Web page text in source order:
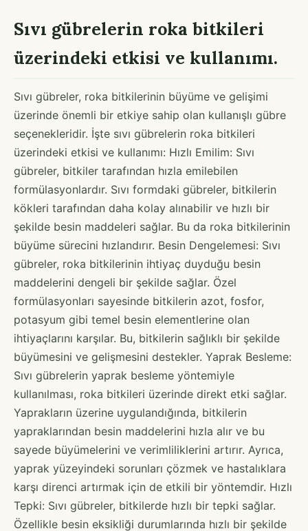
Sıvı gübrelerin roka bitkileri
üzerindeki etkisi ve kullanımı.
Sıvı gübreler, roka bitkilerinin büyüme ve gelişimi
üzerinde önemli bir etkiye sahip olan kullanışlı gübre
seçenekleridir. İşte sıvı gübrelerin roka bitkileri
üzerindeki etkisi ve kullanımı: Hızlı Emilim: Sıvı
gübreler, bitkiler tarafından hızla emilebilen
formülasyonlardır. Sıvı formdaki gübreler, bitkilerin
kökleri tarafından daha kolay alınabilir ve hızlı bir
şekilde besin maddeleri sağlar. Bu da roka bitkilerinin
büyüme sürecini hızlandırır. Besin Dengelemesi: Sıvı
gübreler, roka bitkilerinin ihtiyaç duyduğu besin
maddelerini dengeli bir şekilde sağlar. Özel
formülasyonları sayesinde bitkilerin azot, fosfor,
potasyum gibi temel besin elementlerine olan
ihtiyaçlarını karşılar. Bu, bitkilerin sağlıklı bir şekilde
büyümesini ve gelişmesini destekler. Yaprak Besleme:
Sıvı gübrelerin yaprak besleme yöntemiyle
kullanılması, roka bitkileri üzerinde direkt etki sağlar.
Yaprakların üzerine uygulandığında, bitkilerin
yapraklarından besin maddelerini hızla alır ve bu
sayede büyümelerini ve verimliliklerini artırır. Ayrıca,
yaprak yüzeyindeki sorunları çözmek ve hastalıklara
karşı direnci artırmak için de etkili bir yöntemdir. Hızlı
Tepki: Sıvı gübreler, bitkilerde hızlı bir tepki sağlar.
Özellikle besin eksikliği durumlarında hızlı bir şekilde